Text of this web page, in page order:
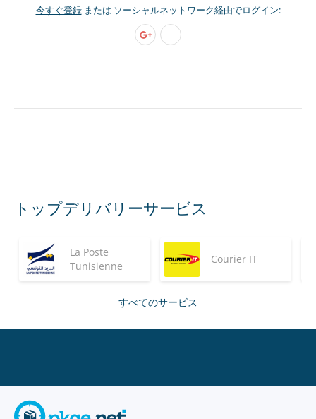
今すぐ登録または ソーシャルネットワーク経由でログイン:
トップデリバリーサービス
La Poste
Tunisienne
Courier IT
すべてのサービス